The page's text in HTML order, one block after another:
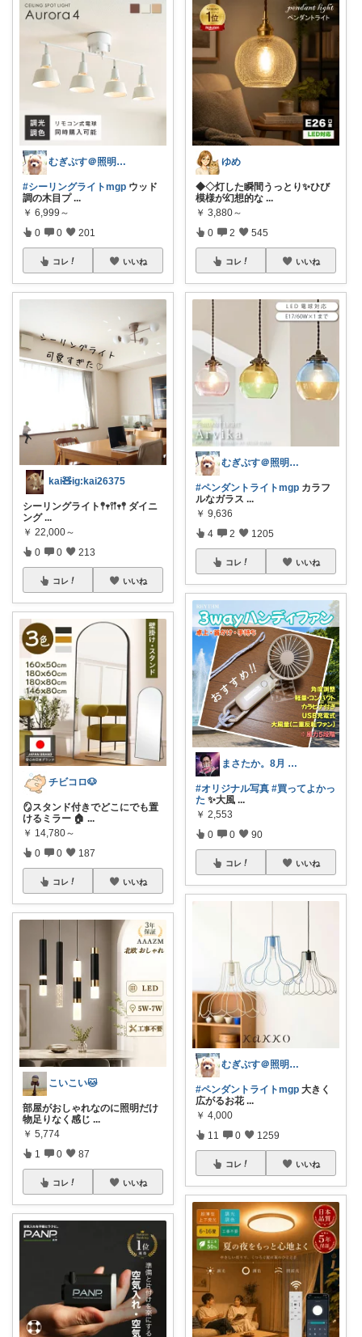
むぎぷす＠照明とインテリアと北欧食器
#シーリングライトmgp ウッド
調の木目プ ...
￥ 6,999～
0 0 201
コレ いいね
kai🧸ig:kai26375
シーリングライト𖤣𖥧𖥣𖡡𖥧𖤣 ダイニ
ング ...
￥ 22,000～
0 0 213
コレ いいね
チビコロ🐶
🪞スタンド付きでどこにでも置
けるミラー 🏠 ...
￥ 14,780～
0 0 187
コレ いいね
こいこい🐱
部屋がおしゃれなのに照明だけ
物足りなく感じ ...
￥ 5,774
1 0 87
コレ いいね
ゆめ
◆◇灯した瞬間うっとり✨ひび
模様が幻想的な ...
￥ 3,880～
0 2 545
コレ いいね
むぎぷす＠照明とインテリアと北欧食器
#ペンダントライトmgp カラフ
ルなガラス ...
￥ 9,636
4 2 1205
コレ いいね
まさたか。8月 7日の経由購入感謝🙏
#オリジナル写真 #買ってよかっ
た ✨大風 ...
￥ 2,553
0 0 90
コレ いいね
むぎぷす＠照明とインテリアと北欧食器
#ペンダントライトmgp 大きく
広がるお花 ...
￥ 4,000
11 0 1259
コレ いいね